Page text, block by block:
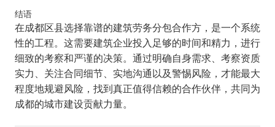
结语
在成都区县选择靠谱的建筑劳务分包合作方，是一个系统
性的工程。这需要建筑企业投入足够的时间和精力，进行
细致的考察和严谨的决策。通过明确自身需求、考察资质
实力、关注合同细节、实地沟通以及警惕风险，才能最大
程度地规避风险，找到真正值得信赖的合作伙伴，共同为
成都的城市建设贡献力量。